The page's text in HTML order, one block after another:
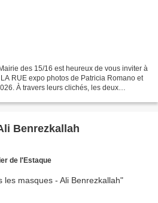
des 15/16 est heureux de vous inviter à
RUE expo photos de Patricia Romano et
À travers leurs clichés, les deux
Benrezkallah
de l'Estaque